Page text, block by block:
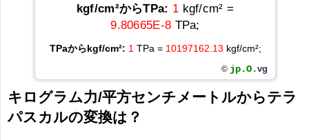
kgf/cm²からTPa: 1 kgf/cm² =
9.80665E-8 TPa;
TPaからkgf/cm²: 1TPa = 10197162.13 kgf/cm²;
© jp.O.vg
キログラム力/平方センチメートルからテラ
パスカルの変換は？